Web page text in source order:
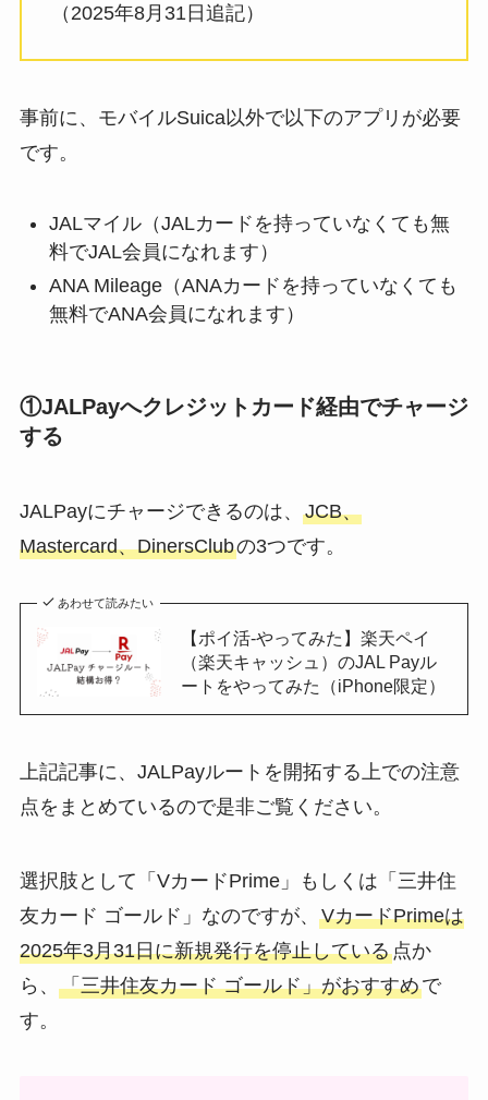
（2025年8月31日追記）
事前に、モバイルSuica以外で以下のアプリが必要
です。
JALマイル（JALカードを持っていなくても無
料でJAL会員になれます）
ANA Mileage（ANAカードを持っていなくても
無料でANA会員になれます）
①JALPayへクレジットカード経由でチャージ
する
JALPayにチャージできるのは、 JCB、
Mastercard、DinersClubの3つです。
あわせて読みたい
【ポイ活-やってみた】楽天ペイ
（楽天キャッシュ）のJAL Payル
ートをやってみた（iPhone限定）
上記記事に、JALPayルートを開拓する上での注意
点をまとめているので是非ご覧ください。
選択肢として「VカードPrime」もしくは「三井住
友カード ゴールド」なのですが、 VカードPrimeは
2025年3月31日に新規発行を停止している点か
ら、 「三井住友カード ゴールド」がおすすめで
す。